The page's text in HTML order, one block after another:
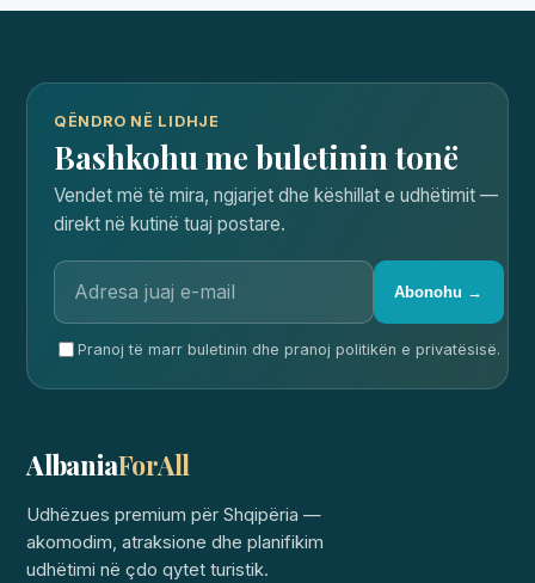
QËNDRO NË LIDHJE
Bashkohu me buletinin tonë
Vendet më të mira, ngjarjet dhe këshillat e udhëtimit —
direkt në kutinë tuaj postare.
Abonohu →
Pranoj të marr buletinin dhe pranoj politikën e privatësisë.
AlbaniaForAll
Udhëzues premium për Shqipëria —
akomodim, atraksione dhe planifikim
udhëtimi në çdo qytet turistik.